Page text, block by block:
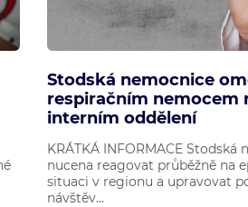
Stodská nemocnice
respiračním nemocem
interním oddělení
KRÁTKÁ INFORMACE Stodská
nucena reagovat průběžně na
situaci v regionu a upravovat
návštěv...